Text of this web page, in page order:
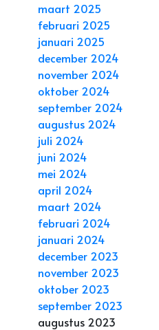
maart 2025
februari 2025
januari 2025
december 2024
november 2024
oktober 2024
september 2024
augustus 2024
juli 2024
juni 2024
mei 2024
april 2024
maart 2024
februari 2024
januari 2024
december 2023
november 2023
oktober 2023
september 2023
augustus 2023